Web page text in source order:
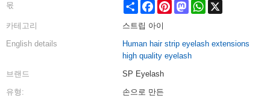
몫 Share FacebookPinterestMastodonWhatsApp
카테고리
스트립 아이
English details
Human hair strip eyelash extensions
high quality eyelash
브랜드
SP Eyelash
유형:
손으로 만든